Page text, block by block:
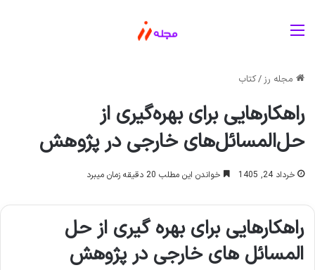
مجله رز/کتاب
راهکارهایی برای بهره‌گیری از
حل‌المسائل‌های خارجی در پژوهش
خرداد 24, 1405 خواندن این مطلب 20 دقیقه زمان میبرد
راهکارهایی برای بهره گیری از حل
المسائل های خارجی در پژوهش